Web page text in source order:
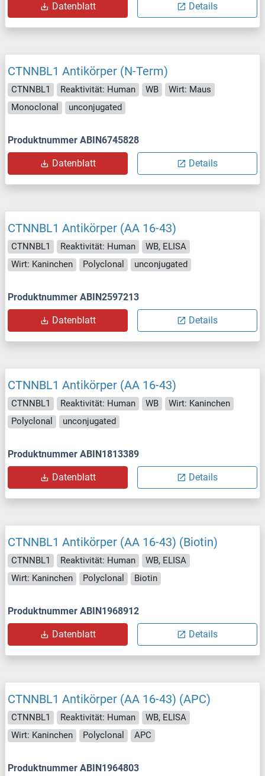
Datenblatt Details
CTNNBL1 Antikörper (N-Term)
CTNNBL1 Reaktivität: Human WB
Wirt: Maus
Monoclonal
unconjugated
Produktnummer ABIN6745828
Datenblatt Details
CTNNBL1 Antikörper (AA 16-43)
CTNNBL1 Reaktivität: Human
WB, ELISA
Wirt: Kaninchen
Polyclonal unconjugated
Produktnummer ABIN2597213
Datenblatt Details
CTNNBL1 Antikörper (AA 16-43)
CTNNBL1 Reaktivität: Human WB
Wirt: Kaninchen
Polyclonal
unconjugated
Produktnummer ABIN1813389
Datenblatt Details
CTNNBL1 Antikörper (AA 16-43) (Biotin)
CTNNBL1 Reaktivität: Human
WB, ELISA
Wirt: Kaninchen
Polyclonal Biotin
Produktnummer ABIN1968912
Datenblatt Details
CTNNBL1 Antikörper (AA 16-43) (APC)
CTNNBL1 Reaktivität: Human
WB, ELISA
Wirt: Kaninchen
Polyclonal APC
Produktnummer ABIN1964803